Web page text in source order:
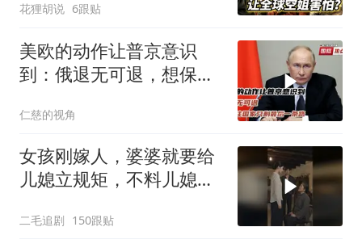
花狸胡说 6跟贴
美欧的动作让普京意识
到：俄退无可退，想保住
仁慈的视角
女孩刚嫁人，婆婆就要给
儿媳立规矩，不料儿媳不
二毛追剧 150跟贴